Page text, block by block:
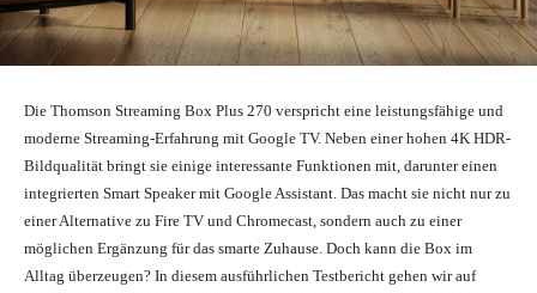
Die Thomson Streaming Box Plus 270 verspricht eine leistungsfähige und
moderne Streaming-Erfahrung mit Google TV. Neben einer hohen 4K HDR-
Bildqualität bringt sie einige interessante Funktionen mit, darunter einen
integrierten Smart Speaker mit Google Assistant. Das macht sie nicht nur zu
einer Alternative zu Fire TV und Chromecast, sondern auch zu einer
möglichen Ergänzung für das smarte Zuhause. Doch kann die Box im
Alltag überzeugen? In diesem ausführlichen Testbericht gehen wir auf